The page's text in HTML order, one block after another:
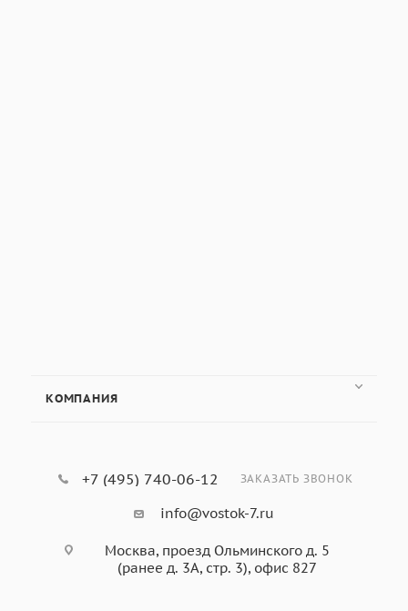
КОМПАНИЯ
+7 (495) 740-06-12 ЗАКАЗАТЬ ЗВОНОК
info@vostok-7.ru
Москва, проезд Ольминского д. 5
(ранее д. 3А, стр. 3), офис 827